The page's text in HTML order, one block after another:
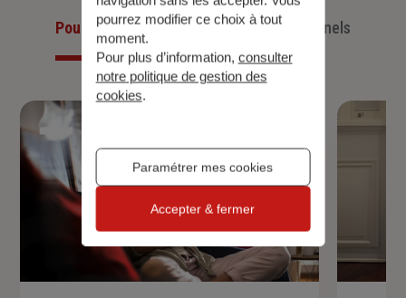
Pour les particuliers Pour les professionnels
pourrez modifier ce choix à tout
moment.
Pour plus d’information, consulter
notre politique de gestion des
cookies.
Paramétrer mes cookies
Accepter & fermer